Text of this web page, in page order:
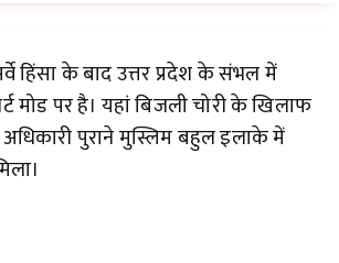
हिंसा के बाद उत्तर प्रदेश के संभल में
मोड पर है। यहां बिजली चोरी के खिलाफ
पुराने मुस्लिम बहुल इलाके में